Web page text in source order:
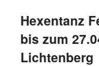
Hexentanz
bis zum
Lichtenberg